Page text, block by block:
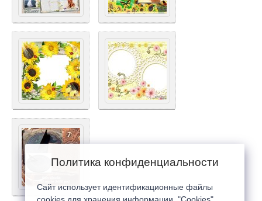
Политика конфиденциальности
Сайт использует идентификационные файлы